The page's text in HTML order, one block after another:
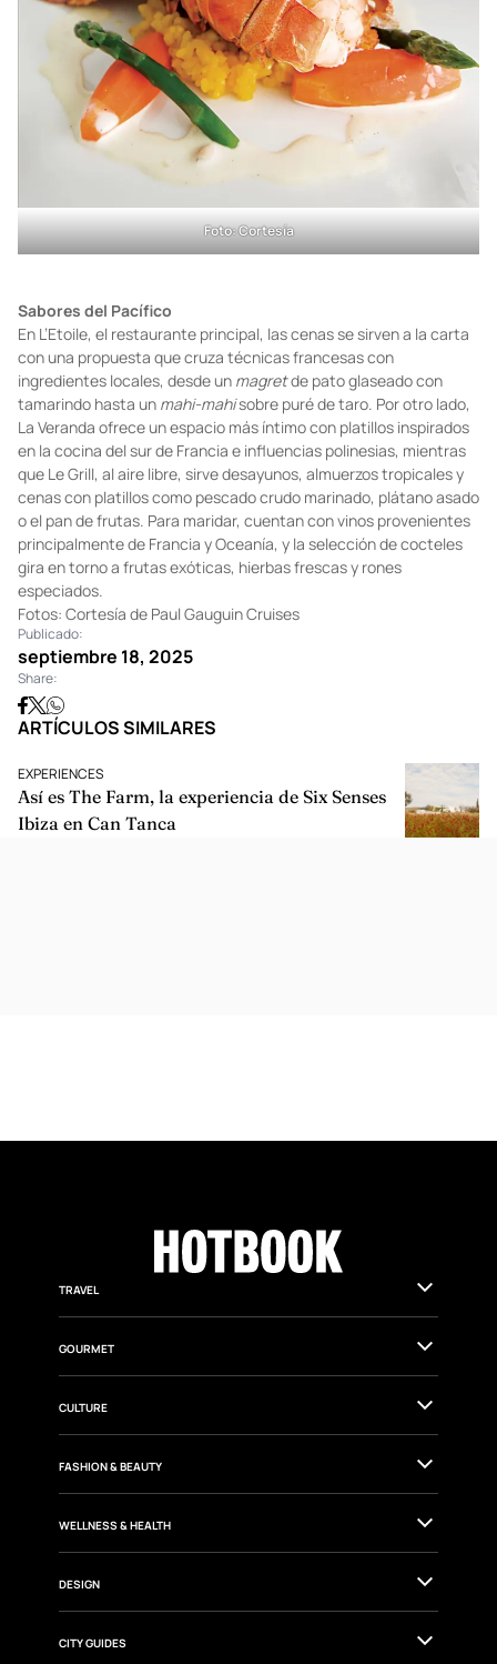
Foto: Cortesía
Sabores del Pacífico
En L’Etoile, el restaurante principal, las cenas se sirven a la carta
con una propuesta que cruza técnicas francesas con
ingredientes locales, desde un magretde pato glaseado con
tamarindo hasta un mahi-mahisobre puré de taro. Por otro lado,
La Veranda ofrece un espacio más íntimo con platillos inspirados
en la cocina del sur de Francia e influencias polinesias, mientras
que Le Grill, al aire libre, sirve desayunos, almuerzos tropicales y
cenas con platillos como pescado crudo marinado, plátano asado
o el pan de frutas. Para maridar, cuentan con vinos provenientes
principalmente de Francia y Oceanía, y la selección de cocteles
gira en torno a frutas exóticas, hierbas frescas y rones
especiados.
Fotos: Cortesía de Paul Gauguin Cruises
Publicado:
septiembre 18, 2025
Share:
ARTÍCULOS SIMILARES
EXPERIENCES
Así es The Farm, la experiencia de Six Senses
Ibiza en Can Tanca
TRAVEL
GOURMET
CULTURE
FASHION & BEAUTY
WELLNESS & HEALTH
DESIGN
CITY GUIDES